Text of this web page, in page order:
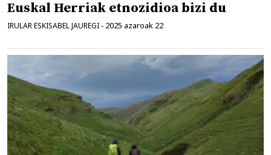
Euskal Herriak etnozidioa bizi du
IRULAR ESKISABEL JAUREGI - 2025 azaroak 22